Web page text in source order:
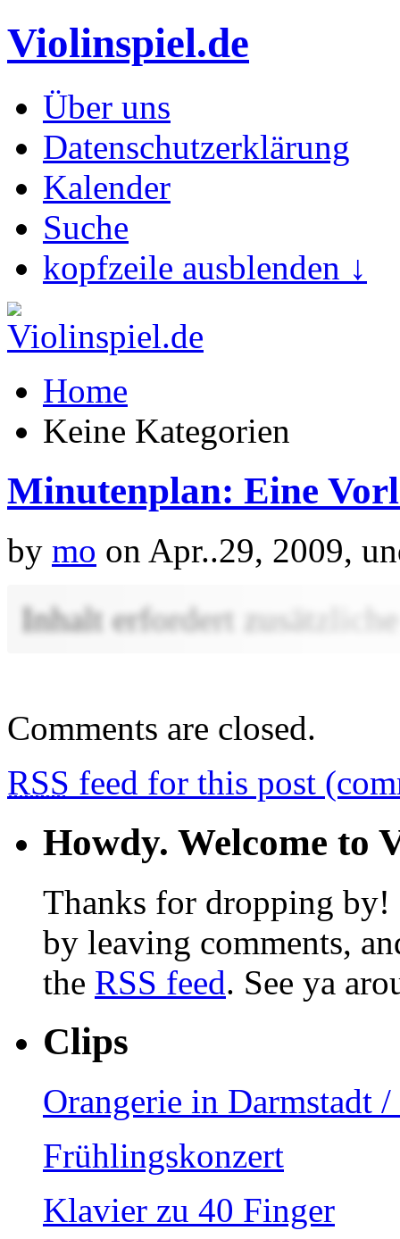
Violinspiel.de
Über uns
Datenschutzerklärung
Kalender
Suche
kopfzeile ausblenden ↓
Home
Keine Kategorien
Minutenplan: Eine
by mo on Apr..29, 2009,
Inhalt erfordert
Comments are closed.
RSS feed for this post
Howdy. Welcome to
Thanks for dropping by!
by leaving comments,
the RSS feed. See ya
Clips
Orangerie in Darmstadt
Frühlingskonzert
Klavier zu 40 Finger